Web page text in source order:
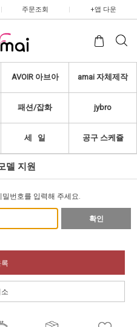
| 주문조회 | +앱 다운
AVOIR 아브아 amai 자체제작
패션/잡화 jybro
세 일 공구 스케쥴
델 지원
번호를 입력해 주세요.
확인